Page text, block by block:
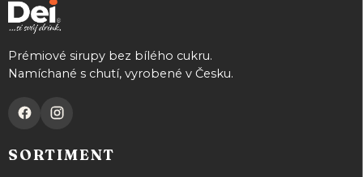
Prémiové sirupy bez bílého cukru.
Namíchané s chutí, vyrobené v Česku.
SORTIMENT